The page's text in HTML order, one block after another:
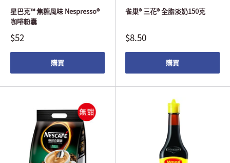
星巴克™ 焦糖風味 Nespresso®
咖啡粉囊
$52
購買
雀巢® 三花® 全脂淡奶150克
$8.50
購買